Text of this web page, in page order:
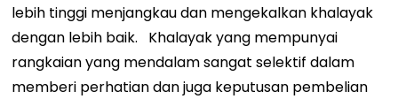
lebih tinggi menjangkau dan mengekalkan khalayak
dengan lebih baik.
Khalayak yang mempunyai
rangkaian yang mendalam sangat selektif dalam
memberi perhatian dan juga keputusan pembelian